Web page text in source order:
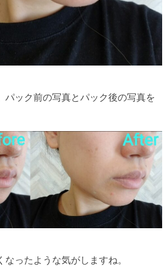
パック前の写真とパック後の写真を
ったような気がしますね。